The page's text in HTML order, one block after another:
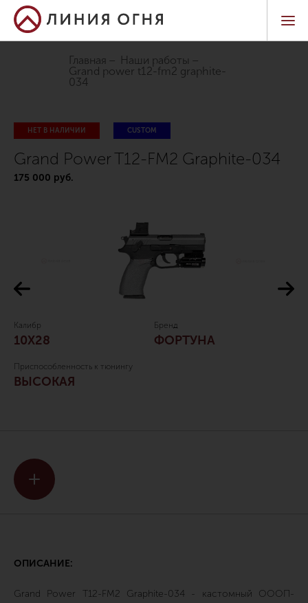
Главная
Наши работы
grand power t12-fm2 graphite-
034
НЕТ В НАЛИЧИИ CUSTOM
Grand Power T12-FM2 Graphite-034
175 000 руб.
Калибр
10Х28
Бренд
ФОРТУНА
Приспособленность к тюнингу
ВЫСОКАЯ
ОПИСАНИЕ:
Grand Power T12-FM2 Graphite-034 - кастомный ОООП-